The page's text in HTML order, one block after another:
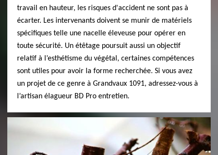
travail en hauteur, les risques d'accident ne sont pas à
écarter. Les intervenants doivent se munir de matériels
spécifiques telle une nacelle éleveuse pour opérer en
toute sécurité. Un étêtage poursuit aussi un objectif
relatif à l’esthétisme du végétal, certaines compétences
sont utiles pour avoir la forme recherchée. Si vous avez
un projet de ce genre à Grandvaux 1091, adressez-vous à
l’artisan élagueur BD Pro entretien.